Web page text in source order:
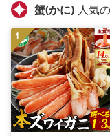
蟹(かに) 人気
1